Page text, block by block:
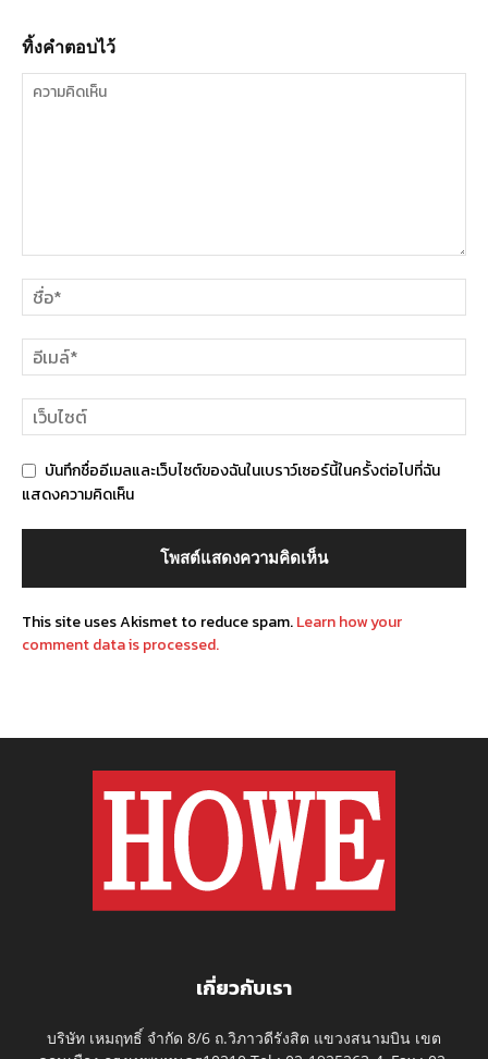
ทิ้งคำตอบไว้
บันทึกชื่ออีเมลและเว็บไซต์ของฉันในเบราว์เซอร์นี้ในครั้งต่อไปที่ฉัน
แสดงความคิดเห็น
This site uses Akismet to reduce spam.Learn how your
comment data is processed.
เกี่ยวกับเรา
บริษัท เหมฤทธิ์ จำกัด 8/6 ถ.วิภาวดีรังสิต แขวงสนามบิน เขต